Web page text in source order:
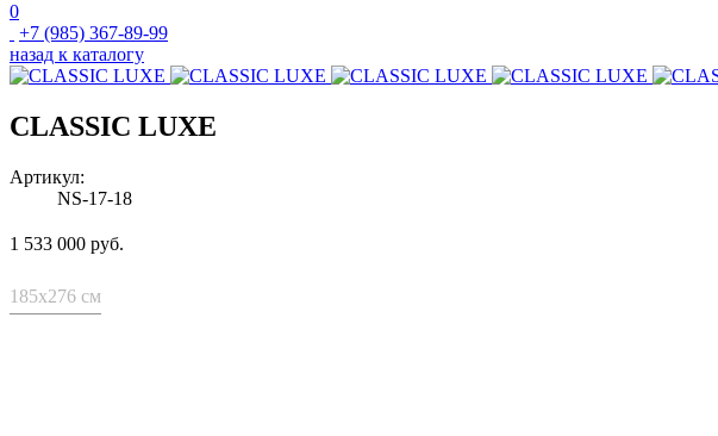
0
+7 (985) 367-89-99
назад к каталогу
CLASSIC LUXE
Артикул:
NS-17-18
1 533 000 руб.
185x276 см